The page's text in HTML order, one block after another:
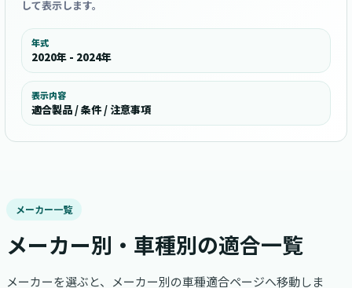
して表示します。
年式
2020年 - 2024年
表示内容
適合製品 / 条件 / 注意事項
メーカー一覧
メーカー別・車種別の適合一覧
メーカーを選ぶと、メーカー別の車種適合ページへ移動しま